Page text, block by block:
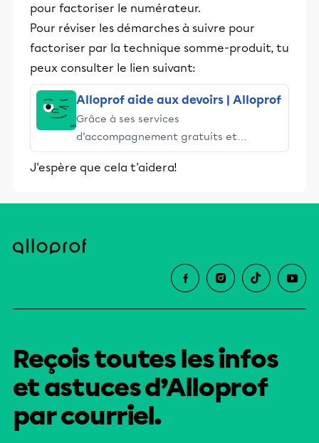
pour factoriser le numérateur.
Pour réviser les démarches à suivre pour
factoriser par la technique somme-produit, tu
peux consulter le lien suivant:
Alloprof aide aux devoirs | Alloprof
Grâce à ses services
d’accompagnement gratuits et
stimulants, Alloprof engage les élèves
et leurs parents dans la réussite
J'espère que cela t'aidera!
Reçois toutes les infos
et astuces d’Alloprof
par courriel.